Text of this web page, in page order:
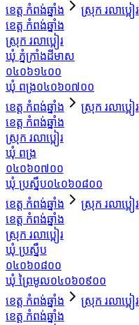
ខេត្ត កំពង់ឆ្នាំង
ស្រុក រលាប្អៀរ
ខេត្ត កំពង់ឆ្នាំង
ស្រុក រលាប្អៀរ
ឃុំ ភ្នំក្រាំងដីមាស
០៤០៦១៤០០
ឃុំ ពង្រ០៤០៦០៧០០
ខេត្ត កំពង់ឆ្នាំង
ស្រុក រលាប្អៀរ
ខេត្ត កំពង់ឆ្នាំង
ស្រុក រលាប្អៀរ
ឃុំ ពង្រ
០៤០៦០៧០០
ឃុំ ប្រស្នឹប០៤០៦០៨០០
ខេត្ត កំពង់ឆ្នាំង
ស្រុក រលាប្អៀរ
ខេត្ត កំពង់ឆ្នាំង
ស្រុក រលាប្អៀរ
ឃុំ ប្រស្នឹប
០៤០៦០៨០០
ឃុំ ព្រៃមូល០៤០៦០៩០០
ខេត្ត កំពង់ឆ្នាំង
ស្រុក រលាប្អៀរ
ខេត្ត កំពង់ឆ្នាំង